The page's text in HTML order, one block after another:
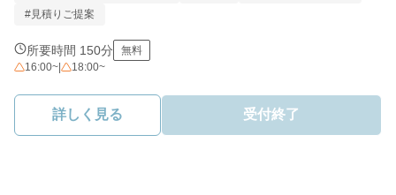
#見積りご提案
所要時間 150分
無料
16:00~
18:00~
詳しく見る 受付終了